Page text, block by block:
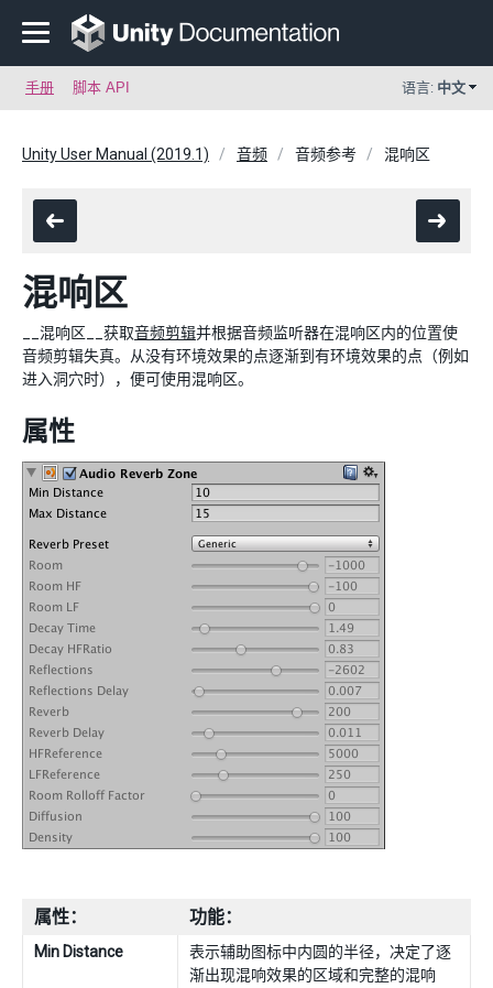
手册 脚本 API 语言: 中文
Unity User Manual (2019.1) 音频 音频参考 混响区
混响区
__混响区__获取音频剪辑并根据音频监听器在混响区内的位置使
音频剪辑失真。从没有环境效果的点逐渐到有环境效果的点（例如
进入洞穴时），便可使用混响区。
属性
属性： 功能：
Min Distance
表示辅助图标中内圆的半径，决定了逐
渐出现混响效果的区域和完整的混响